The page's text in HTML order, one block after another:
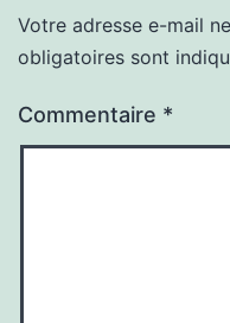
Votre adresse e-mail
obligatoires sont
Commentaire *